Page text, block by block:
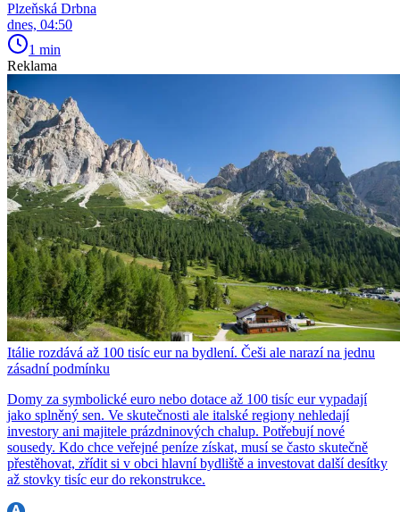
Plzeňská Drbna
dnes, 04:50
1 min
Reklama
Itálie rozdává až 100 tisíc eur na bydlení. Češi ale narazí na jednu
zásadní podmínku
Domy za symbolické euro nebo dotace až 100 tisíc eur vypadají
jako splněný sen. Ve skutečnosti ale italské regiony nehledají
investory ani majitele prázdninových chalup. Potřebují nové
sousedy. Kdo chce veřejné peníze získat, musí se často skutečně
přestěhovat, zřídit si v obci hlavní bydliště a investovat další desítky
až stovky tisíc eur do rekonstrukce.